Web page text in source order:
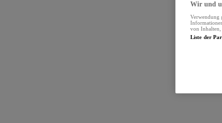
Wir und
Verwendung
von Inhalten,
Liste der